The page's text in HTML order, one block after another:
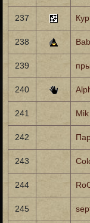
237
238
239
240
241 Mik
242
243
244
245